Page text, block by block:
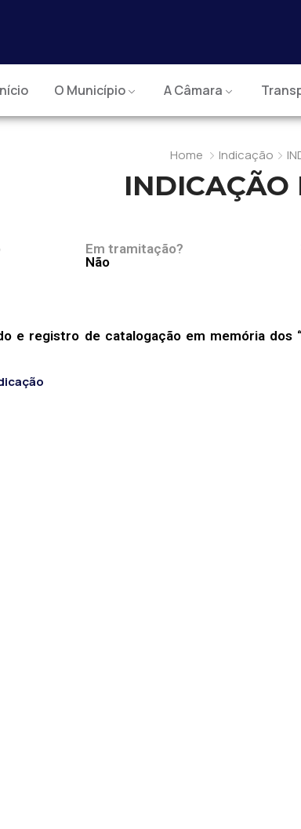
O Município A Câmara
Home Indicação
INDICAÇÃO
Em tramitação?
Não
e registro de catalogação em memória